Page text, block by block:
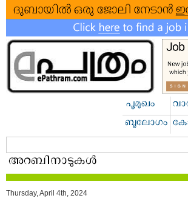
Thursday, April 4th, 2024